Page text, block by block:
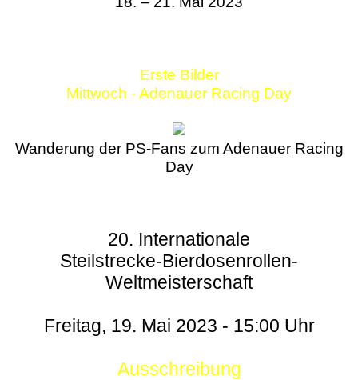
Erste Bilder
Mittwoch - Adenauer Racing Day
Wanderung der PS-Fans zum Adenauer Racing
Day
20. Internationale
Steilstrecke-Bierdosenrollen-
Weltmeisterschaft
Freitag, 19. Mai 2023 - 15:00 Uhr
Ausschreibung